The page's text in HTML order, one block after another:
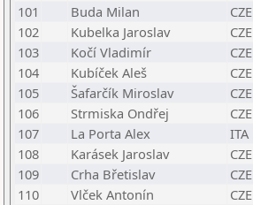
101
Buda Milan CZE
102
Kubelka Jaroslav CZE
103
Kočí Vladimír CZE
104
Kubíček Aleš CZE
105
Šafarčík Miroslav CZE
106
Strmiska Ondřej CZE
107
La Porta Alex ITA
108
Karásek Jaroslav CZE
109
Crha Břetislav CZE
110
Vlček Antonín CZE